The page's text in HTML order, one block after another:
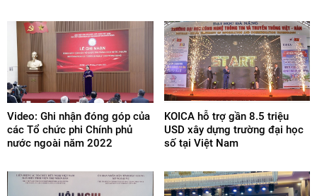
Video: Ghi nhận đóng góp của
các Tổ chức phi Chính phủ
nước ngoài năm 2022
KOICA hỗ trợ gần 8.5 triệu
USD xây dựng trường đại học
số tại Việt Nam